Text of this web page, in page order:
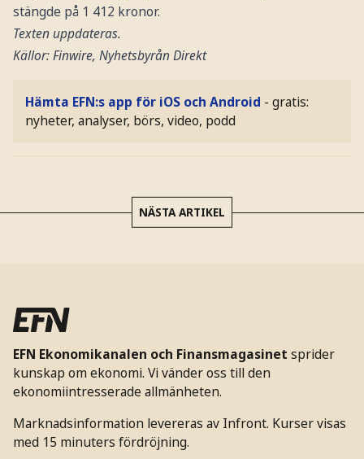
stängde på 1 412 kronor.
Texten uppdateras.
Källor: Finwire, Nyhetsbyrån Direkt
Hämta EFN:s app för iOS och Android - gratis:
nyheter, analyser, börs, video, podd
NÄSTA ARTIKEL
EFN Ekonomikanalen och Finansmagasinet sprider
kunskap om ekonomi. Vi vänder oss till den
ekonomiintresserade allmänheten.
Marknadsinformation levereras av Infront. Kurser visas
med 15 minuters fördröjning.